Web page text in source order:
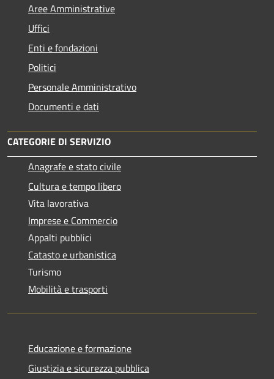
Aree Amministrative
Uffici
Enti e fondazioni
Politici
Personale Amministrativo
Documenti e dati
CATEGORIE DI SERVIZIO
Anagrafe e stato civile
Cultura e tempo libero
Vita lavorativa
Imprese e Commercio
Appalti pubblici
Catasto e urbanistica
Turismo
Mobilità e trasporti
Educazione e formazione
Giustizia e sicurezza pubblica